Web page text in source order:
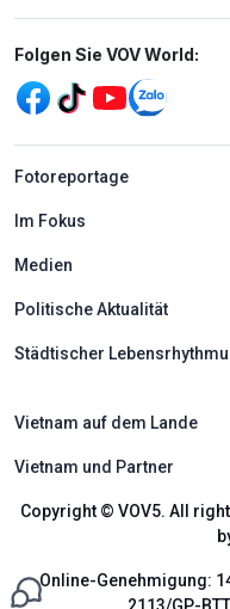
Mạng xã hội
Folgen Sie VOV World:
menu footer
Fotoreportage
Im Fokus
Medien
Politische Aktualität
Städtischer
Vietnam auf dem Lande
Vietnam und Partner
Copyright © VOV5. All
Online-Genehmigung: